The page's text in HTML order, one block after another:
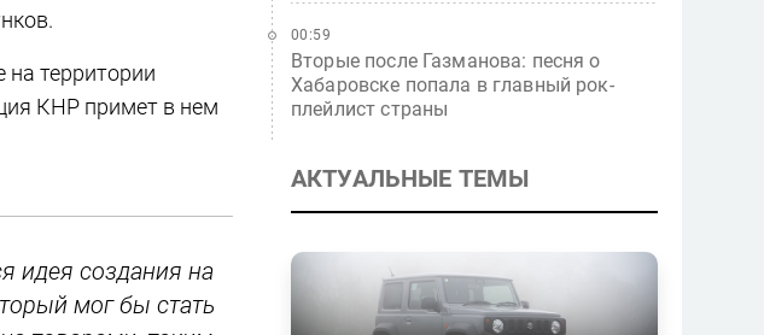
территории
КНР примет в нем
идея создания на
мог бы стать
Вторые после Газманова: песня о
Хабаровске попала в главный рок-
плейлист страны
00:59
АКТУАЛЬНЫЕ ТЕМЫ